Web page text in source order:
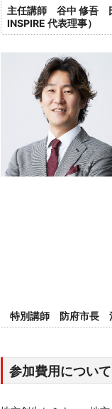
主任講師 谷中 修吾
INSPIRE 代表理事）
特別講師 防府市長
参加費用について